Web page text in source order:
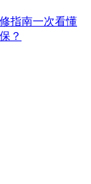
指南一次看懂
？